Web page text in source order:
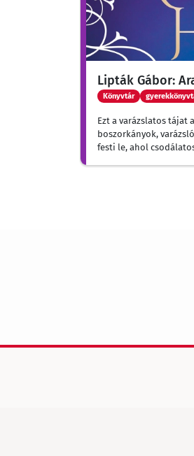
Lipták Gábor:
Könyvtár
Ezt a varázslatos tájat
boszorkányok,
festi le, ahol